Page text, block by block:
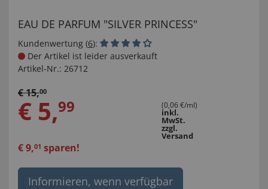
EAU DE PARFUM "SILVER PRINCESS"
Kundenwertung (6):
Der Artikel ist leider ausverkauft
Artikel-Nr.: 26712
€15,00
€ 5,99 (0,06 €/ml)
inkl.
MwSt.
zzgl.
Versand
€9,01 sparen!
Informieren, wenn verfügbar